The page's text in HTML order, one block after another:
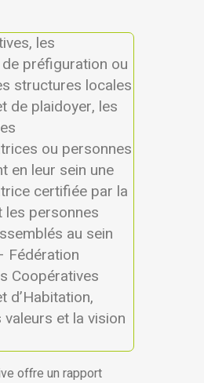
les
préfiguration ou
structures locales
de plaidoyer, les
ou personnes
en leur sein une
certifiée par la
les personnes
au sein
Fédération
Coopératives
d’Habitation,
et la vision
offre un rapport